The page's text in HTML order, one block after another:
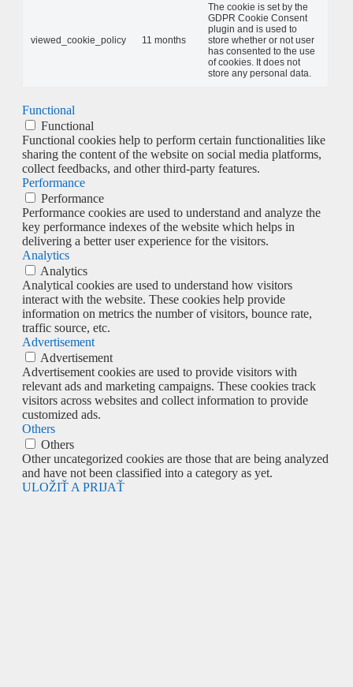
viewed_cookie_policy 11 months
The cookie is set by the
GDPR Cookie Consent
plugin and is used to
store whether or not user
has consented to the use
of cookies. It does not
store any personal data.
Functional
Functional
Functional cookies help to perform certain functionalities like
sharing the content of the website on social media platforms,
collect feedbacks, and other third-party features.
Performance
Performance
Performance cookies are used to understand and analyze the
key performance indexes of the website which helps in
delivering a better user experience for the visitors.
Analytics
Analytics
Analytical cookies are used to understand how visitors
interact with the website. These cookies help provide
information on metrics the number of visitors, bounce rate,
traffic source, etc.
Advertisement
Advertisement
Advertisement cookies are used to provide visitors with
relevant ads and marketing campaigns. These cookies track
visitors across websites and collect information to provide
customized ads.
Others
Others
Other uncategorized cookies are those that are being analyzed
and have not been classified into a category as yet.
ULOŽIŤ A PRIJAŤ